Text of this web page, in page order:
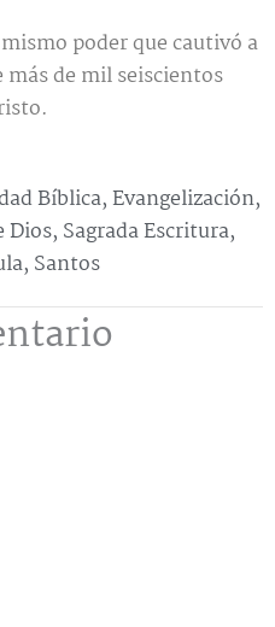
poder que cautivó a
de mil seiscientos
Bíblica,Evangelización,
Dios, Sagrada Escritura,
, Santos